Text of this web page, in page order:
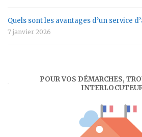
Quels sont les avantages d’un service
7 janvier 2026
POUR VOS DÉMARCHES,